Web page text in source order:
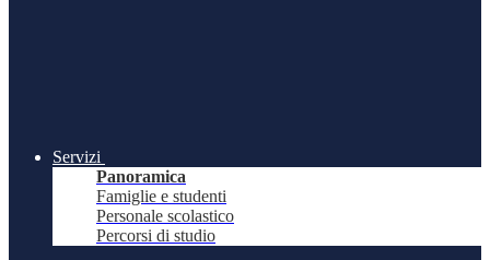
Servizi
Panoramica
Famiglie e studenti
Personale scolastico
Percorsi di studio